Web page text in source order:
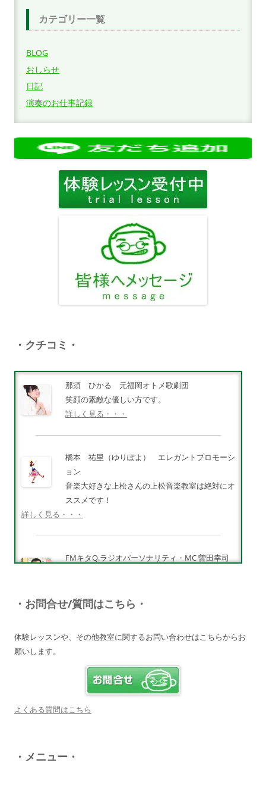
カテゴリー一覧
BLOG
おしらせ
日記
演奏のお仕事記録
・クチコミ・
那須 ひかる 元福岡オトメ歌劇団
笑顔の素敵な優しい方です。
詳しく見る・・・
橋本 祐里（ゆりぽよ） エレガントプロモーシ
ョン
音楽大好きな上松さんの上松音楽教室は絶対にオ
ススメです！
詳しく見る・・・
FMキタQ.ラジオパーソナリティ・MC 曽田幸司
♪
上松先生に教わればきっともっともっと音楽大好
きになりますよ♪
大切なお子さんの習い事。
・お問合せ/質問はこちら・
体験レッスンや、その他教室に関するお問い合わせはこちらからお
願いします。
よくある質問はこちら
・メニュー・